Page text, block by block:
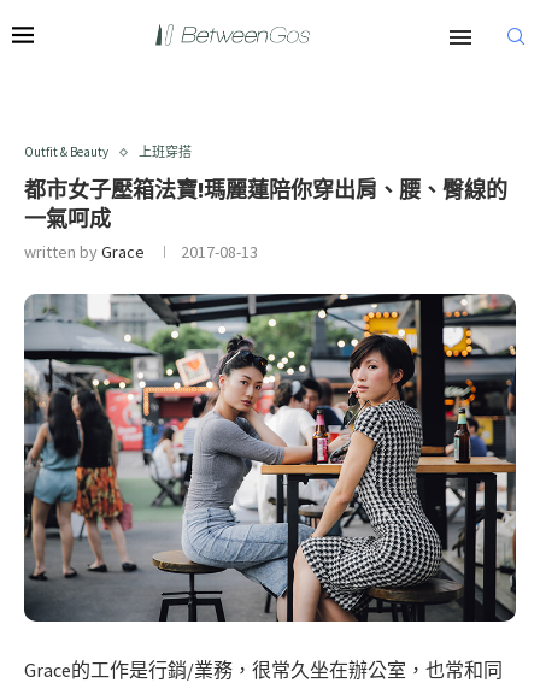
Outfit & Beauty 上班穿搭
都市女子壓箱法寶!瑪麗蓮陪你穿出肩、腰、臀線的
一氣呵成
written byGrace 2017-08-13
Grace的工作是行銷/業務，很常久坐在辦公室，也常和同